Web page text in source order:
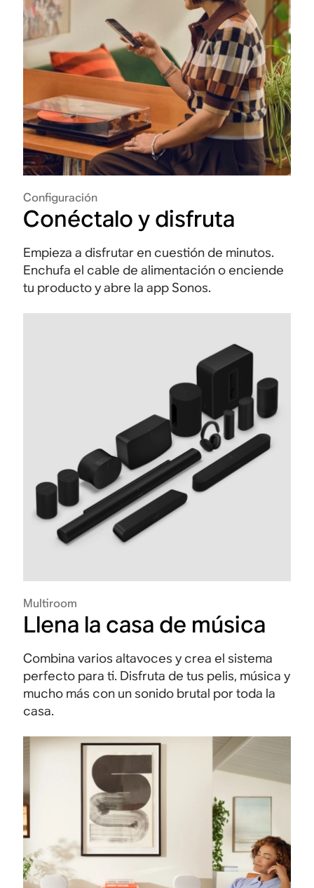
Configuración
Conéctalo y disfruta
Empieza a disfrutar en cuestión de minutos.
Enchufa el cable de alimentación o enciende
tu producto y abre la app Sonos.
Multiroom
Llena la casa de música
Combina varios altavoces y crea el sistema
perfecto para ti. Disfruta de tus pelis, música y
mucho más con un sonido brutal por toda la
casa.